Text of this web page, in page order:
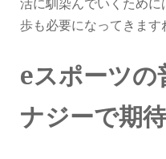
活に馴染んでいくため
歩も必要になってきます
eスポーツの
ナジーで期